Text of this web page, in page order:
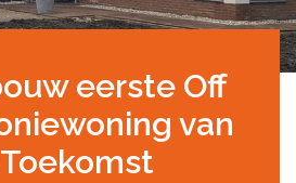
eerste Off
van